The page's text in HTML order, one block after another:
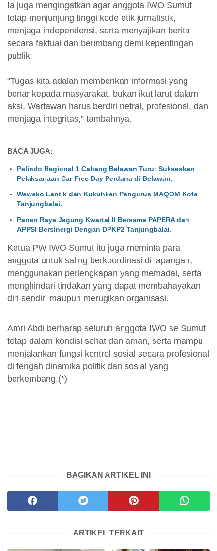
Ia juga mengingatkan agar anggota IWO Sumut
tetap menjunjung tinggi kode etik jurnalistik,
menjaga independensi, serta menyajikan berita
secara faktual dan berimbang demi kepentingan
publik.
“Tugas kita adalah memberikan informasi yang
benar kepada masyarakat, bukan ikut larut dalam
aksi. Wartawan harus berdiri netral, profesional, dan
menjaga integritas,” tambahnya.
BACA JUGA:
Pelindo Regional 1 Cabang Belawan Turut Sukseskan
Pelaksanaan Car Free Day Perdana di Belawan.
Wawako Lantik dan Kukuhkan Pengurus MAQOM Kota
Tanjungbalai.
Panen Raya Jagung Kwartal II Bersama PAPERA dan
APPSI Bersinergi Dengan DPKP2 Tanjungbalai.
Ketua PW IWO Sumut itu juga meminta para
anggota untuk saling berkoordinasi di lapangan,
menggunakan perlengkapan yang memadai, serta
menghindari tindakan yang dapat membahayakan
diri sendiri maupun merugikan organisasi.
Amri Abdi berharap seluruh anggota IWO se Sumut
tetap dalam kondisi sehat dan aman, serta mampu
menjalankan fungsi kontrol sosial secara profesional
di tengah dinamika politik dan sosial yang
berkembang.(*)
BAGIKAN ARTIKEL INI
ARTIKEL TERKAIT